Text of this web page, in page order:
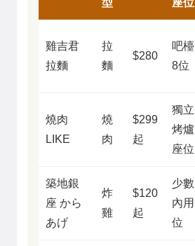
型
座位
雞吉君
拉麵
拉
麵
$280
吧檯
8位
燒肉
LIKE
燒
肉
$299
起
獨立
烤爐
座位
築地銀
座 から
あげ
炸
雞
$120
起
少數
內用
位